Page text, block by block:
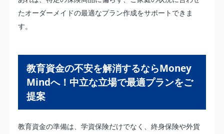
たオーダーメイドの最適なプラン作成をサポートできま
す。
教育資金の不安を解消するならMoney
Mindへ！中立な立場で最適プランをご
提案
教育資金の準備は、学資保険だけでなく、終身保険や外貨